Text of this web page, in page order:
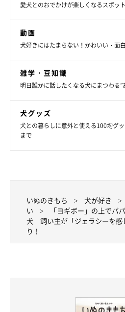
愛犬とのおでかけが楽しくなるスポッ
動画
犬好きにはたまらない！かわいい・面
雑学・豆知識
明日誰かに話したくなる犬にまつわる”
犬グッズ
犬との暮らしに意外と使える100均グ
まで
いぬのきもち 犬が好き
い
「ヨギボー」の上でパ
犬 飼い主が「ジェラシーを感
り！